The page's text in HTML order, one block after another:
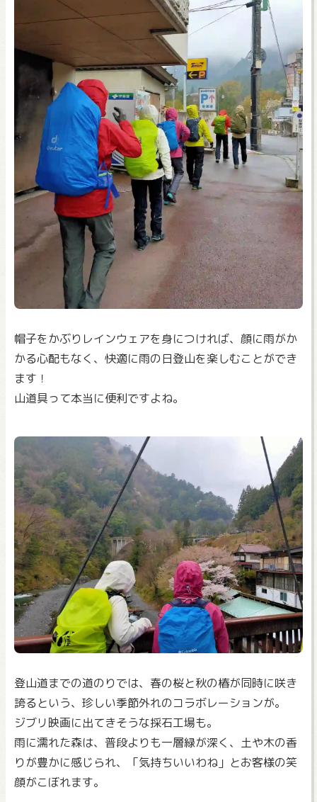
帽子をかぶりレインウェアを身につければ、顔に雨がか
かる心配もなく、快適に雨の日登山を楽しむことができ
ます！
山道具って本当に便利ですよね。
登山道までの道のりでは、春の桜と秋の椿が同時に咲き
誇るという、珍しい季節外れのコラボレーションが。
ジブリ映画に出てきそうな採石工場も。
雨に濡れた森は、普段よりも一層緑が深く、土や木の香
りが豊かに感じられ、「気持ちいいわね」とお客様の笑
顔がこぼれます。